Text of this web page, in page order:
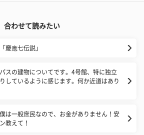
合わせて読みたい
慶應七伝説」
スの建物についてです。4号館、特に独立
しているように感じます。何か近道はあり
は一般庶民なので、お金がありません！安
教えて！